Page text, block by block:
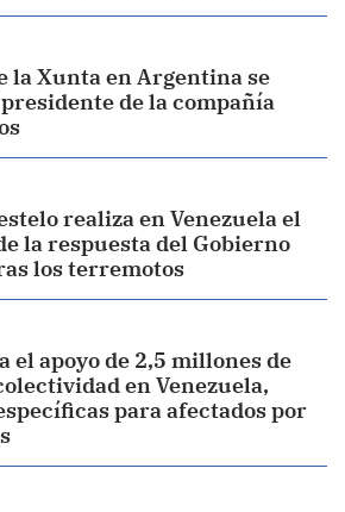
la Xunta en Argentina se
de la compañía
realiza en Venezuela el
la respuesta del Gobierno
los terremotos
el apoyo de 2,5 millones de
en Venezuela,
para afectados por